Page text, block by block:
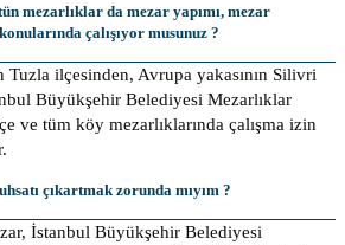
mezarlıklar da mezar yapımı, mezar
çalışıyor musunuz ?
Tuzla ilçesinden, Avrupa yakasının Silivri
Büyükşehir Belediyesi Mezarlıklar
ve tüm köy mezarlıklarında çalışma izin
çıkartmak zorunda mıyım ?
İstanbul Büyükşehir Belediyesi